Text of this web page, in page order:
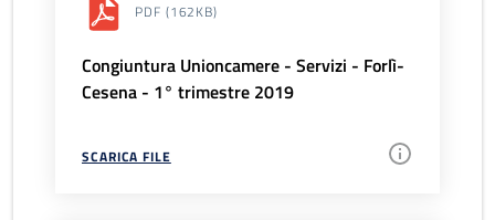
PDF (162KB)
Congiuntura Unioncamere - Servizi - Forlì-
Cesena - 1° trimestre 2019
SCARICA FILE